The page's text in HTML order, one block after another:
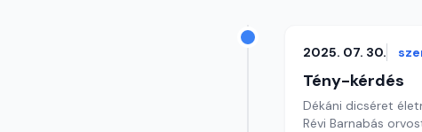
2025. 07. 30.
Tény-kérdés
Dékáni dicséret
Révi Barnabás